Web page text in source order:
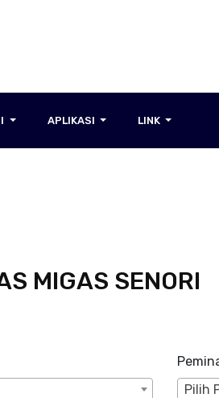
APLIKASI LINK
MIGAS SENORI
Pilih